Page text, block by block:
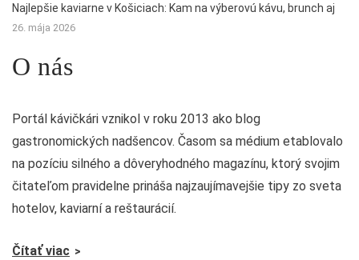
Najlepšie kaviarne v Košiciach: Kam na výberovú kávu, brunch aj
26. mája 2026
O nás
Portál kávičkári vznikol v roku 2013 ako blog
gastronomických nadšencov. Časom sa médium etablovalo
na pozíciu silného a dôveryhodného magazínu, ktorý svojim
čitateľom pravidelne prináša najzaujímavejšie tipy zo sveta
hotelov, kaviarní a reštaurácií.
Čítať viac